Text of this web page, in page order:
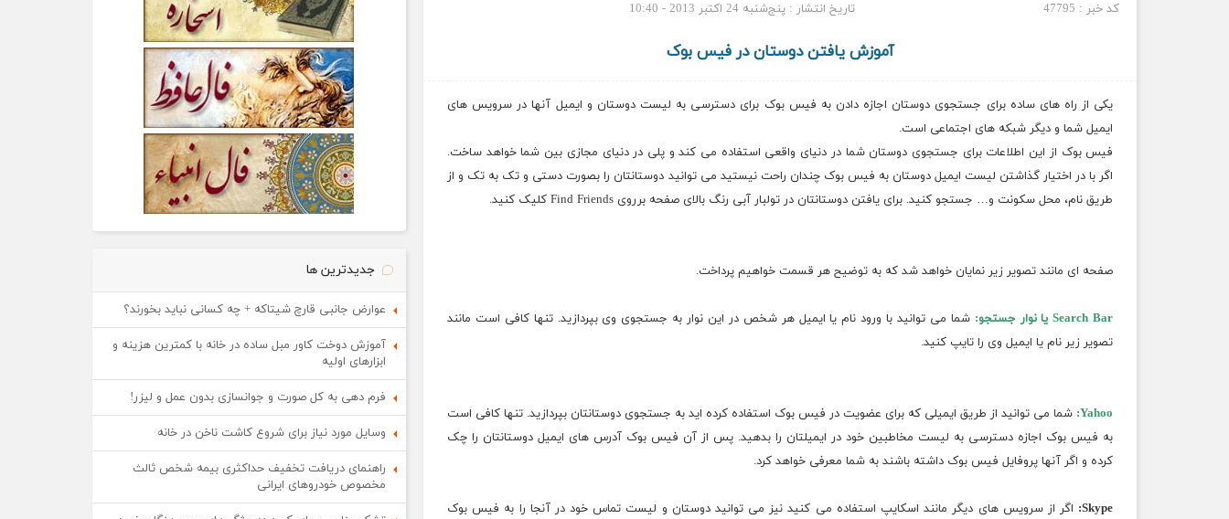
کد خبر : 47795 تاریخ انتشار : پنج‌شنبه 24 اکتبر 2013 - 10:40
آموزش یافتن دوستان در فیس بوک
یکی از راه های ساده برای جستجوی دوستان اجازه دادن به فیس بوک برای دسترسی به لیست دوستان و ایمیل آنها در سرویس های
ایمیل شما و دیگر شبکه های اجتماعی است.
فیس بوک از این اطلاعات برای جستجوی دوستان شما در دنیای واقعی استفاده می کند و پلی در دنیای مجازی بین شما خواهد ساخت.
اگر با در اختیار گذاشتن لیست ایمیل دوستان به فیس بوک چندان راحت نیستید می توانید دوستانتان را بصورت دستی و تک به تک و از
طریق نام، محل سکونت و… جستجو کنید. برای یافتن دوستانتان در تولبار آبی رنگ بالای صفحه برروی Find Friends کلیک کنید.
صفحه ای مانند تصویر زیر نمایان خواهد شد که به توضیح هر قسمت خواهیم پرداخت.
Search Bar یا نوار جستجو:
شما می توانید با ورود نام یا ایمیل هر شخص در این نوار به جستجوی وی بپردازید. تنها کافی است مانند
تصویر زیر نام یا ایمیل وی را تایپ کنید.
Yahoo: شما می توانید از طریق ایمیلی که برای عضویت در فیس بوک استفاده کرده اید به جستجوی دوستانتان بپردازید. تنها کافی است
به فیس بوک اجازه دسترسی به لیست مخاطبین خود در ایمیلتان را بدهید. پس از آن فیس بوک آدرس های ایمیل دوستانتان را چک
کرده و اگر آنها پروفایل فیس بوک داشته باشند به شما معرفی خواهد کرد.
Skype: اگر از سرویس های دیگر مانند اسکایپ استفاده می کنید نیز می توانید دوستان و لیست تماس خود در آنجا را به فیس بوک
جدیدترین ها
عوارض جانبی قارچ شیتاکه + چه کسانی نباید بخورند؟
آموزش دوخت کاور مبل ساده در خانه با کمترین هزینه و
ابزارهای اولیه
فرم دهی به کل صورت و جوانسازی بدون عمل و لیزر!
وسایل مورد نیاز برای شروع کاشت ناخن در خانه
راهنمای دریافت تخفیف حداکثری بیمه شخص ثالث
مخصوص خودروهای ایرانی